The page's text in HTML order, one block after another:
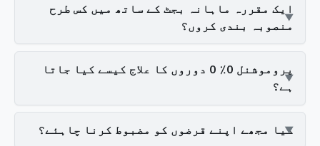
ایک مقررہ ماہانہ بجٹ کے ساتھ میں کس طرح
منصوبہ بندی کروں؟
پروموشنل 0٪ 0 دوروں کا علاج کیسے کیا جاتا
ہے؟
کیا مجھے اپنے قرضوں کو مضبوط کرنا چاہئے؟